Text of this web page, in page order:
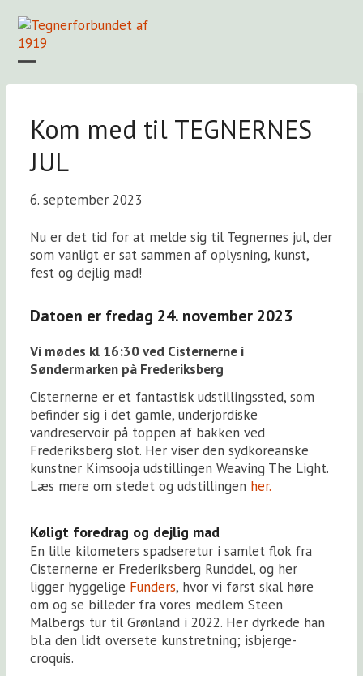
content
Kom med til TEGNERNES
JUL
6. september 2023
Nu er det tid for at melde sig til Tegnernes jul, der
som vanligt er sat sammen af oplysning, kunst,
fest og dejlig mad!
Datoen er fredag 24. november 2023
Vi mødes kl 16:30 ved Cisternerne i
Søndermarken på Frederiksberg
Cisternerne er et fantastisk udstillingssted, som
befinder sig i det gamle, underjordiske
vandreservoir på toppen af bakken ved
Frederiksberg slot. Her viser den sydkoreanske
kunstner Kimsooja udstillingen Weaving The Light.
Læs mere om stedet og udstillingen her.
Køligt foredrag og dejlig mad
En lille kilometers spadseretur i samlet flok fra
Cisternerne er Frederiksberg Runddel, og her
ligger hyggelige Funders, hvor vi først skal høre
om og se billeder fra vores medlem Steen
Malbergs tur til Grønland i 2022. Her dyrkede han
bl.a den lidt oversete kunstretning; isbjerge-
croquis.